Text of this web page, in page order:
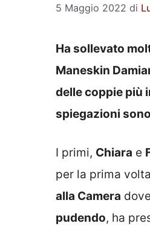
5 Maggio 2022 di
Ha sollevato
Maneskin
delle coppie più
spiegazioni
I primi, Chiara e
per la prima
alla Camera
pudendo, ha